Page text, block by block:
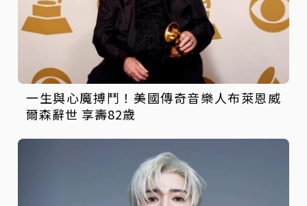
一生與心魔搏鬥！美國傳奇音樂人布萊恩威
爾森辭世 享壽82歲